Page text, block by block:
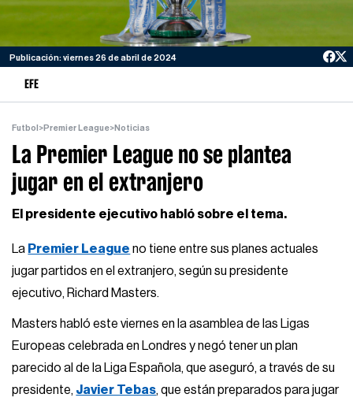
Publicación: viernes 26 de abril de 2024
EFE
Futbol >Premier League>Noticias
La Premier League no se plantea
jugar en el extranjero
El presidente ejecutivo habló sobre el tema.
La Premier League no tiene entre sus planes actuales
jugar partidos en el extranjero, según su presidente
ejecutivo, Richard Masters.
Masters habló este viernes en la asamblea de las Ligas
Europeas celebrada en Londres y negó tener un plan
parecido al de la Liga Española, que aseguró, a través de su
presidente, Javier Tebas, que están preparados para jugar